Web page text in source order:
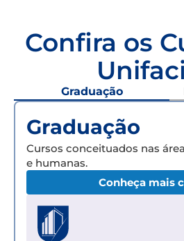
Confira os
Graduação
Graduação
Cursos conceituados nas
e humanas.
Conheça mais